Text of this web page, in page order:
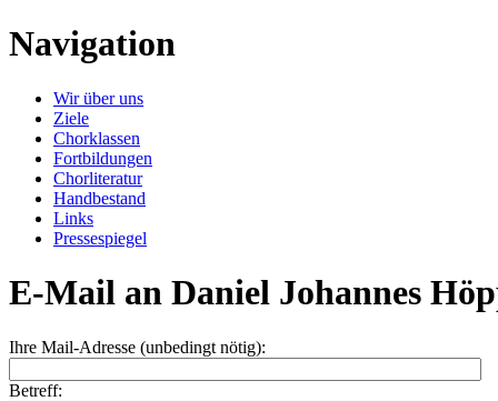
Navigation
Wir über uns
Ziele
Chorklassen
Fortbildungen
Chorliteratur
Handbestand
Links
Pressespiegel
E-Mail an Daniel Johannes
Ihre Mail-Adresse (unbedingt nötig):
Betreff: